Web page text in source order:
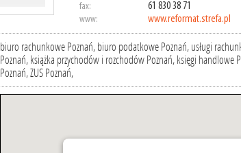
fax: 61 830 38 71
www: www.reformat.strefa.pl
biuro rachunkowe Poznań, biuro podatkowe Poznań, usługi
Poznań, książka przychodów i rozchodów Poznań, księgi handlowe
Poznań, ZUS Poznań,